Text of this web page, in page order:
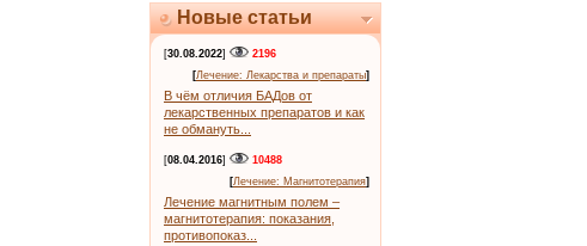
Новые статьи
[30.08.2022]
2196
[Лечение: Лекарства и препараты]
В чём отличия БАДов от
лекарственных препаратов и как
не обмануть...
[08.04.2016]
10488
[Лечение: Магнитотерапия]
Лечение магнитным полем –
магнитотерапия: показания,
противопоказ...